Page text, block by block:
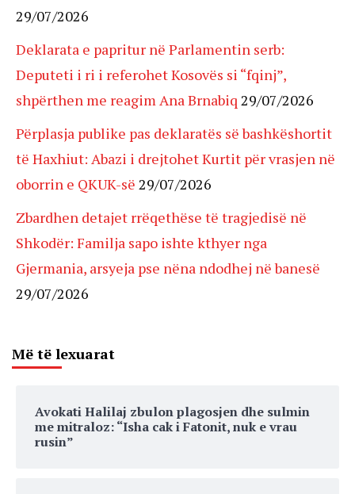
29/07/2026
Deklarata e papritur në Parlamentin serb:
Deputeti i ri i referohet Kosovës si “fqinj”,
shpërthen me reagim Ana Brnabiq 29/07/2026
Përplasja publike pas deklaratës së bashkëshortit
të Haxhiut: Abazi i drejtohet Kurtit për vrasjen në
oborrin e QKUK-së 29/07/2026
Zbardhen detajet rrëqethëse të tragjedisë në
Shkodër: Familja sapo ishte kthyer nga
Gjermania, arsyeja pse nëna ndodhej në banesë
29/07/2026
Më të lexuarat
Avokati Halilaj zbulon plagosjen dhe sulmin
me mitraloz: “Isha cak i Fatonit, nuk e vrau
rusin”